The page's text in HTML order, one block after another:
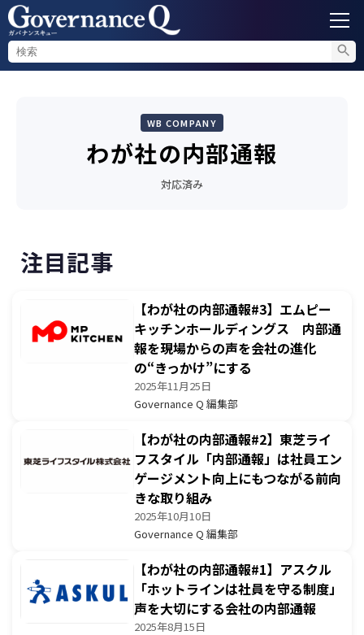
内部通報
コンプライアンス調査
セミナー情報
WB COMPANY
わが社の内部通報
対応済み
注目記事
【わが社の内部通報#3】エムピー
キッチンホールディングス 内部通
報を現場からの声を会社の進化
の“きっかけ”にする
2025年11月25日
Governance Q 編集部
【わが社の内部通報#2】東芝ライ
フスタイル「内部通報」は社員エン
ゲージメント向上にもつながる前向
きな取り組み
2025年10月10日
Governance Q 編集部
【わが社の内部通報#1】アスクル
「ホットラインは社員を守る制度」
声を大切にする会社の内部通報
2025年8月15日